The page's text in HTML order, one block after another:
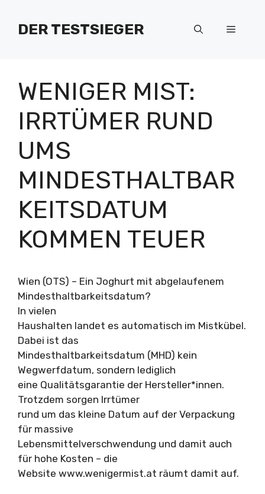
Inhalt
springenDER TESTSIEGER Menü
WENIGER MIST:
IRRTÜMER RUND
UMS
MINDESTHALTBAR
KEITSDATUM
KOMMEN TEUER
Wien (OTS) – Ein Joghurt mit abgelaufenem
Mindesthaltbarkeitsdatum?
In vielen
Haushalten landet es automatisch im Mistkübel.
Dabei ist das
Mindesthaltbarkeitsdatum (MHD) kein
Wegwerfdatum, sondern lediglich
eine Qualitätsgarantie der Hersteller*innen.
Trotzdem sorgen Irrtümer
rund um das kleine Datum auf der Verpackung
für massive
Lebensmittelverschwendung und damit auch
für hohe Kosten – die
Website www.wenigermist.at räumt damit auf.